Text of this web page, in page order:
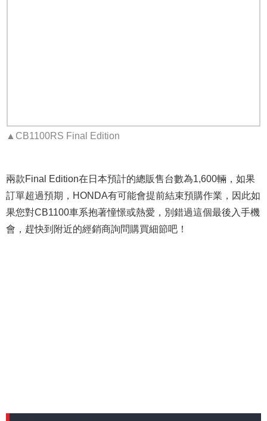
▲CB1100RS Final Edition
兩款Final Edition在日本預計的總販售台數為1,600輛，如果
訂單超過預期，HONDA有可能會提前結束預購作業，因此如
果您對CB1100車系抱著憧憬或熱愛，別錯過這個最後入手機
會，趕快到附近的經銷商詢問購買細節吧！